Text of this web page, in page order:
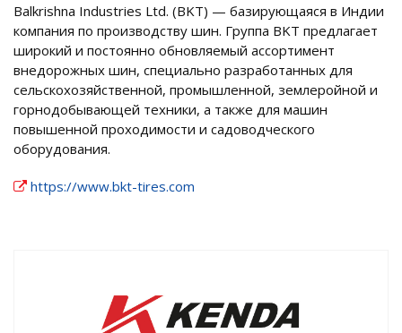
Balkrishna Industries Ltd. (BKT) — базирующаяся в Индии
компания по производству шин. Группа BKT предлагает
широкий и постоянно обновляемый ассортимент
внедорожных шин, специально разработанных для
сельскохозяйственной, промышленной, землеройной и
горнодобывающей техники, а также для машин
повышенной проходимости и садоводческого
оборудования.
https://www.bkt-tires.com